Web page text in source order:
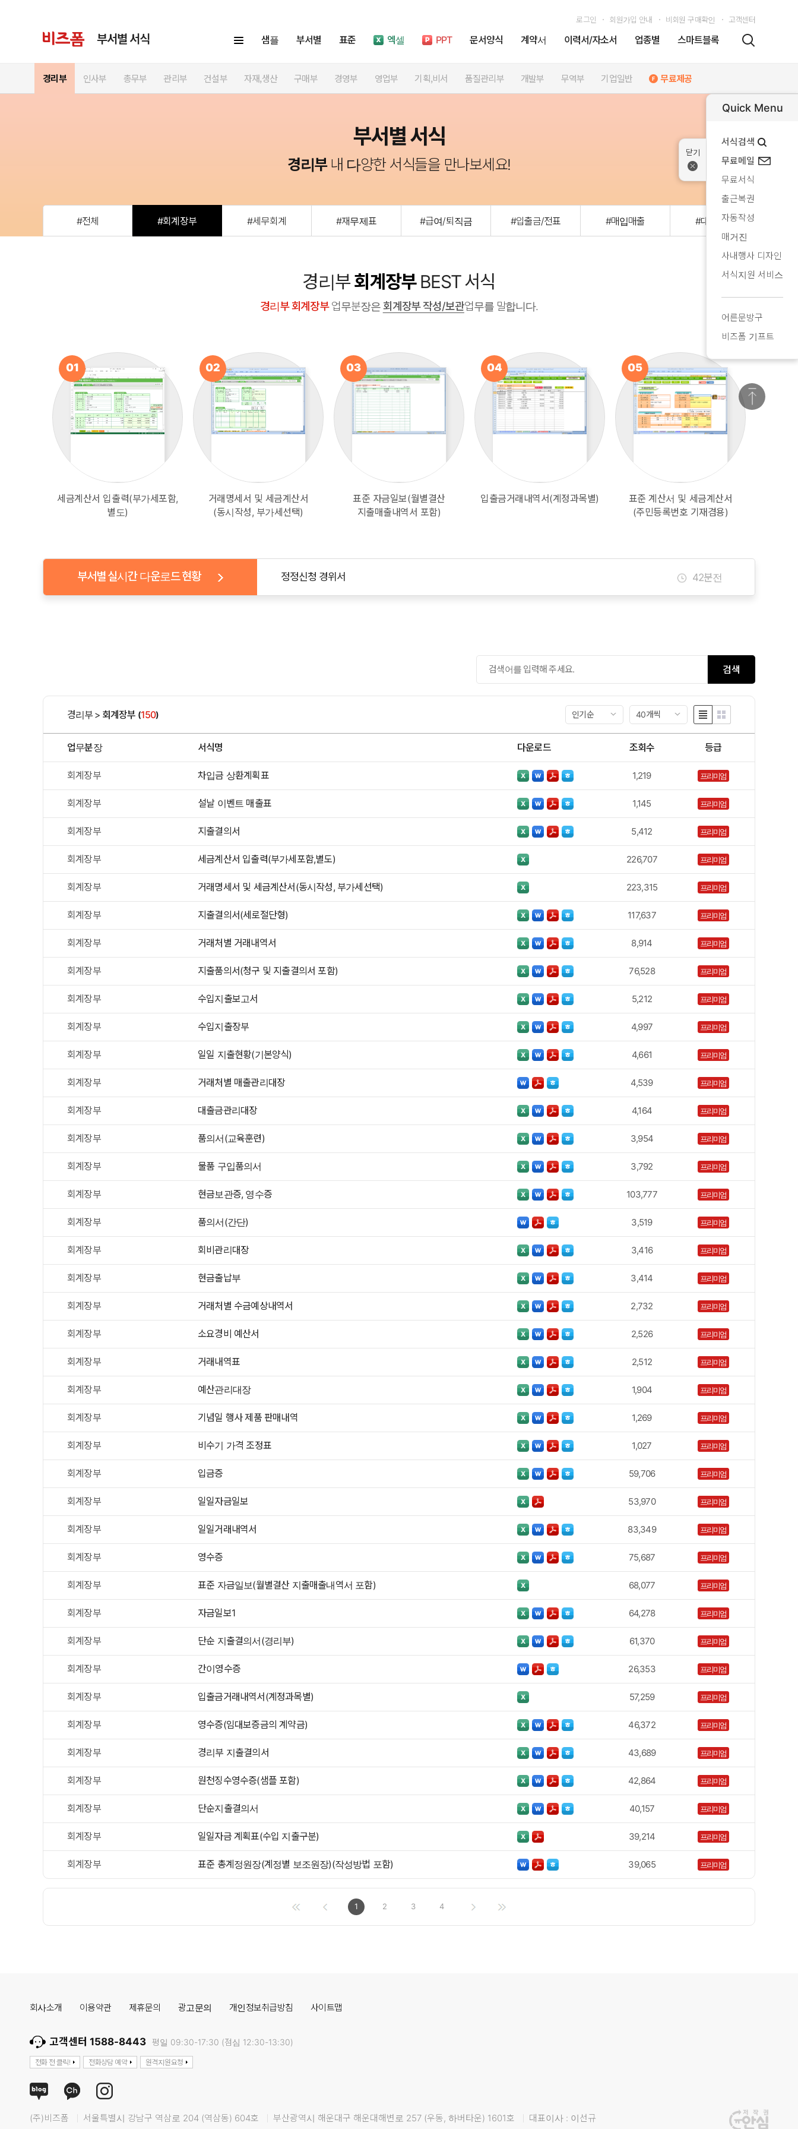
부서별 서식 샘플 부서별 표준 엑셀 PPT 문서양식 계약서 이력서/자소서 업종별 스마트블록
로그인 회원가입 안내 비회원 구매확인 고객센터
경리부 인사부 총무부 관리부 건설부 자재,생산 구매부 경영부 영업부 기획,비서 품질관리부 개발부 무역부 기업일반 무료제공
부서별 서식
경리부내 다양한 서식들을 만나보세요!
#전체 #회계장부 #세무회계 #재무제표 #급여/퇴직금 #입출금/전표 #매입매출 #대금청구
경리부회계장부BEST 서식
경리부 회계장부업무분장은회계장부 작성/보관업무를 말합니다.
01
세금계산서 입출력(부가세포함,
별도)
02
거래명세서 및 세금계산서
(동시작성, 부가세선택)
03
표준 자금일보(월별결산
지출매출내역서 포함)
04
입출금거래내역서(계정과목별)
05
표준 계산서 및 세금계산서
(주민등록번호 기재겸용)
부서별 실시간 다운로드 현황
용역 서비스 견적서 [견적서 패키지] 1분전
정정신청 경위서 42분전
검색
경리부 > 회계장부 (150) 인기순 40개씩
업무분장 서식명 다운로드 조회수 등급
회계장부 차입금 상환계획표 1,219 프리미엄
회계장부 설날 이벤트 매출표 1,145 프리미엄
회계장부 지출결의서 5,412 프리미엄
회계장부 세금계산서 입출력(부가세포함,별도) 226,707 프리미엄
회계장부 거래명세서 및 세금계산서(동시작성, 부가세선택) 223,315 프리미엄
회계장부 지출결의서(세로절단형) 117,637 프리미엄
회계장부 거래처별 거래내역서 8,914 프리미엄
회계장부 지출품의서(청구 및 지출결의서 포함) 76,528 프리미엄
회계장부 수입지출보고서 5,212 프리미엄
회계장부 수입지출장부 4,997 프리미엄
회계장부 일일 지출현황(기본양식) 4,661 프리미엄
회계장부 거래처별 매출관리대장 4,539 프리미엄
회계장부 대출금관리대장 4,164 프리미엄
회계장부 품의서(교육훈련) 3,954 프리미엄
회계장부 물품 구입품의서 3,792 프리미엄
회계장부 현금보관증, 영수증 103,777 프리미엄
회계장부 품의서(간단) 3,519 프리미엄
회계장부 회비관리대장 3,416 프리미엄
회계장부 현금출납부 3,414 프리미엄
회계장부 거래처별 수금예상내역서 2,732 프리미엄
회계장부 소요경비 예산서 2,526 프리미엄
회계장부 거래내역표 2,512 프리미엄
회계장부 예산관리대장 1,904 프리미엄
회계장부 기념일 행사 제품 판매내역 1,269 프리미엄
회계장부 비수기 가격 조정표 1,027 프리미엄
회계장부 입금증 59,706 프리미엄
회계장부 일일자금일보 53,970 프리미엄
회계장부 일일거래내역서 83,349 프리미엄
회계장부 영수증 75,687 프리미엄
회계장부 표준 자금일보(월별결산 지출매출내역서 포함) 68,077 프리미엄
회계장부 자금일보1 64,278 프리미엄
회계장부 단순 지출결의서(경리부) 61,370 프리미엄
회계장부 간이영수증 26,353 프리미엄
회계장부 입출금거래내역서(계정과목별) 57,259 프리미엄
회계장부 영수증(임대보증금의 계약금) 46,372 프리미엄
회계장부 경리부 지출결의서 43,689 프리미엄
회계장부 원천징수영수증(샘플 포함) 42,864 프리미엄
회계장부 단순지출결의서 40,157 프리미엄
회계장부 일일자금 계획표(수입 지출구분) 39,214 프리미엄
회계장부 표준 총계정원장(계정별 보조원장)(작성방법 포함) 39,065 프리미엄
1 2 3 4
Quick Menu
서식검색
무료메일
무료서식
출근복권
자동작성
매거진
사내행사 디자인
서식지원 서비스
어른문방구
비즈폼 기프트
회사소개 이용약관 제휴문의 광고문의 개인정보취급방침 사이트맵
고객센터 1588-8443 평일 09:30-17:30 (점심 12:30-13:30)
전화 전 클릭! 전화상담 예약 원격지원요청
(주)비즈폼 서울특별시 강남구 역삼로 204 (역삼동) 604호 부산광역시 해운대구 해운대해변로 257 (우동, 하버타운) 1601호 대표이사 : 이선규